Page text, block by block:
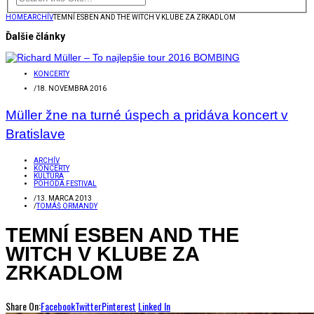
HOMEARCHÍVTEMNÍ ESBEN AND THE WITCH V KLUBE ZA ZRKADLOM
Ďalšie články
KONCERTY
/18. NOVEMBRA 2016
Müller žne na turné úspech a pridáva koncert v
Bratislave
ARCHÍV
KONCERTY
KULTÚRA
POHODA FESTIVAL
/13. MARCA 2013
/TOMÁŠ ORMANDY
TEMNÍ ESBEN AND THE
WITCH V KLUBE ZA
ZRKADLOM
Share On:FacebookTwitterPinterest Linked In